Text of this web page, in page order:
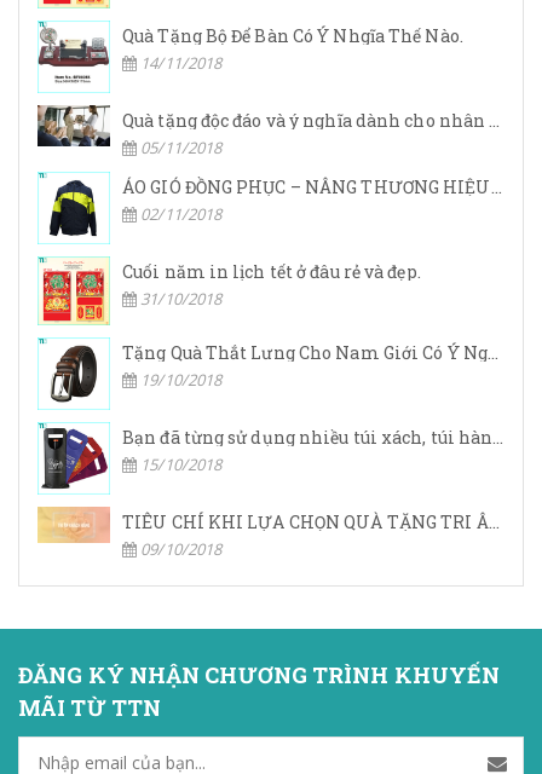
Quà Tặng Bộ Để Bàn Có Ý Nhgĩa Thế Nào.
14/11/2018
05/11/2018
02/11/2018
Cuối năm in lịch tết ở đâu rẻ và đẹp.
31/10/2018
Tặng Quà Thắt Lưng Cho Nam Giới Có Ý Nghĩa Gì
19/10/2018
15/10/2018
09/10/2018
ĐĂNG KÝ NHẬN CHƯƠNG TRÌNH KHUYẾN
MÃI TỪ TTN